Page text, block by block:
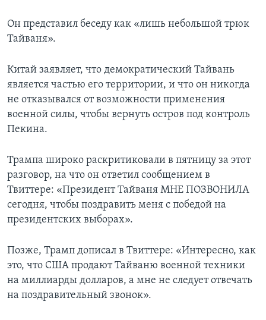
Он представил беседу как «лишь небольшой трюк
Тайваня».
Китай заявляет, что демократический Тайвань
является частью его территории, и что он никогда
не отказывался от возможности применения
военной силы, чтобы вернуть остров под контроль
Пекина.
Трампа широко раскритиковали в пятницу за этот
разговор, на что он ответил сообщением в
Твиттере: «Президент Тайваня МНЕ ПОЗВОНИЛА
сегодня, чтобы поздравить меня с победой на
президентских выборах».
Позже, Трамп дописал в Твиттере: «Интересно, как
это, что США продают Тайваню военной техники
на миллиарды долларов, а мне не следует отвечать
на поздравительный звонок».